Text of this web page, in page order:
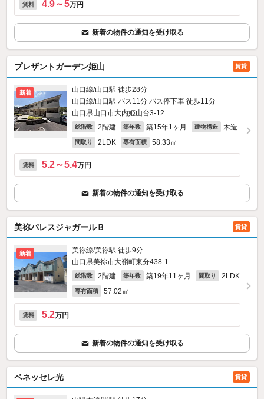
賃料 4.9～5万円
新着の物件の通知を受け取る
プレザントガーデン姫山 賃貸
新着
山口線/山口駅 徒歩28分
山口線/山口駅 バス11分 バス停下車 徒歩11分
山口県山口市大内姫山台3-12
総階数 2階建 築年数 築15年1ヶ月 建物構造 木造
間取り 2LDK 専有面積 58.33㎡
賃料 5.2～5.4万円
新着の物件の通知を受け取る
美祢パレスジャガールＢ 賃貸
新着
美祢線/美祢駅 徒歩9分
山口県美祢市大嶺町東分438‐1
総階数 2階建 築年数 築19年11ヶ月 間取り 2LDK
専有面積 57.02㎡
賃料 5.2万円
新着の物件の通知を受け取る
ベネッセレ光 賃貸